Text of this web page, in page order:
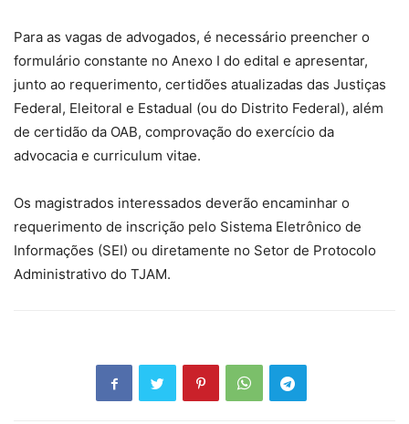
Para as vagas de advogados, é necessário preencher o
formulário constante no Anexo I do edital e apresentar,
junto ao requerimento, certidões atualizadas das Justiças
Federal, Eleitoral e Estadual (ou do Distrito Federal), além
de certidão da OAB, comprovação do exercício da
advocacia e curriculum vitae.
Os magistrados interessados deverão encaminhar o
requerimento de inscrição pelo Sistema Eletrônico de
Informações (SEI) ou diretamente no Setor de Protocolo
Administrativo do TJAM.